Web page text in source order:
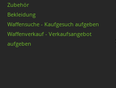
Zubehör
Bekleidung
Waffensuche - Kaufgesuch aufgeben
Waffenverkauf - Verkaufsangebot
aufgeben